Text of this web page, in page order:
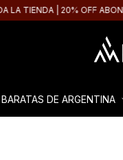
TIENDA | 20% OFF
DE ARGENTINA